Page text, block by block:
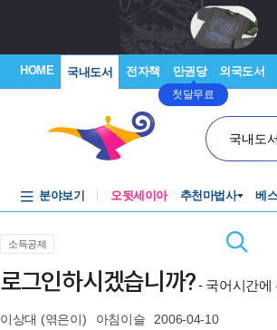
HOME 국내도서 전자책 만권당
첫달무료
외국도서
국내도
분야보기 오뒷세이아 추천마법사 베
소득공제
로그인하시겠습니까?- 국어시간에
이상대 (엮은이) 아침이슬 2006-04-10